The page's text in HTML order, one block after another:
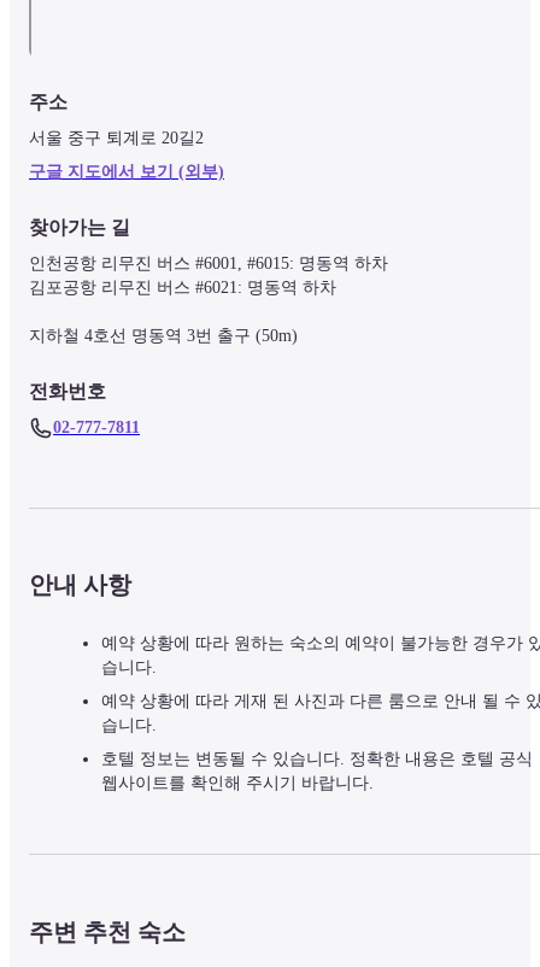
주소
서울 중구 퇴계로 20길2
구글 지도에서 보기 (외부)
찾아가는 길
인천공항 리무진 버스 #6001, #6015: 명동역 하차
김포공항 리무진 버스 #6021: 명동역 하차
전화번호
02-777-7811
안내 사항
예약 상황에 따라 원하는 숙소의 예약이 불가능한 경우가
습니다.
예약 상황에 따라 게재 된 사진과 다른 룸으로 안내 될 수
습니다.
호텔 정보는 변동될 수 있습니다. 정확한 내용은 호텔 공식
웹사이트를 확인해 주시기 바랍니다.
주변 추천 숙소